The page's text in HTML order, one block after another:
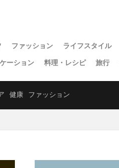
ファッション ライフスタイル
ーション
料理・レシピ 旅行
健康 ファッション